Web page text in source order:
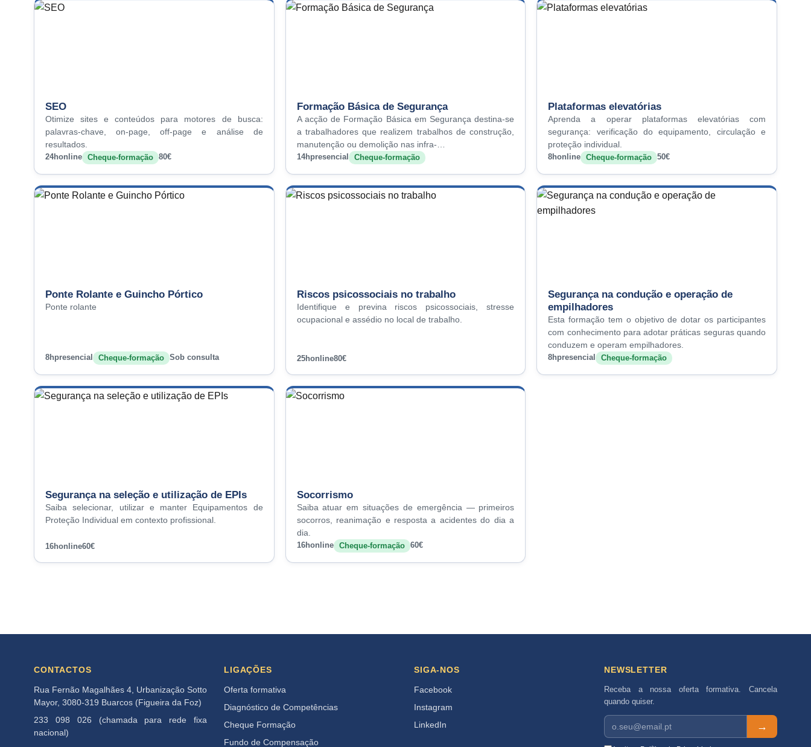
SEO
Otimize sites e conteúdos para motores de busca:
palavras-chave, on-page, off-page e análise de
resultados.
24honline Cheque-formação 80€
Formação Básica de Segurança
A acção de Formação Básica em Segurança destina-se
a trabalhadores que realizem trabalhos de construção,
manutenção ou demolição nas infra-…
14hpresencial Cheque-formação
Plataformas elevatórias
Aprenda a operar plataformas elevatórias com
segurança: verificação do equipamento, circulação e
proteção individual.
8honline Cheque-formação 50€
Ponte Rolante e Guincho Pórtico
Ponte rolante
8hpresencial Cheque-formação Sob consulta
Riscos psicossociais no trabalho
Identifique e previna riscos psicossociais, stresse
ocupacional e assédio no local de trabalho.
25honline80€
Segurança na condução e operação de
empilhadores
Esta formação tem o objetivo de dotar os participantes
com conhecimento para adotar práticas seguras quando
conduzem e operam empilhadores.
8hpresencial Cheque-formação
Segurança na seleção e utilização de EPIs
Saiba selecionar, utilizar e manter Equipamentos de
Proteção Individual em contexto profissional.
16honline60€
Socorrismo
Saiba atuar em situações de emergência — primeiros
socorros, reanimação e resposta a acidentes do dia a
dia.
16honline Cheque-formação 60€
CONTACTOS
Rua Fernão Magalhães 4, Urbanização Sotto
Mayor, 3080-319 Buarcos (Figueira da Foz)
233 098 026 (chamada para rede fixa
nacional)
LIGAÇÕES
Oferta formativa
Diagnóstico de Competências
Cheque Formação
Fundo de Compensação
SIGA-NOS
Facebook
Instagram
LinkedIn
NEWSLETTER
Receba a nossa oferta formativa. Cancela
quando quiser.
→